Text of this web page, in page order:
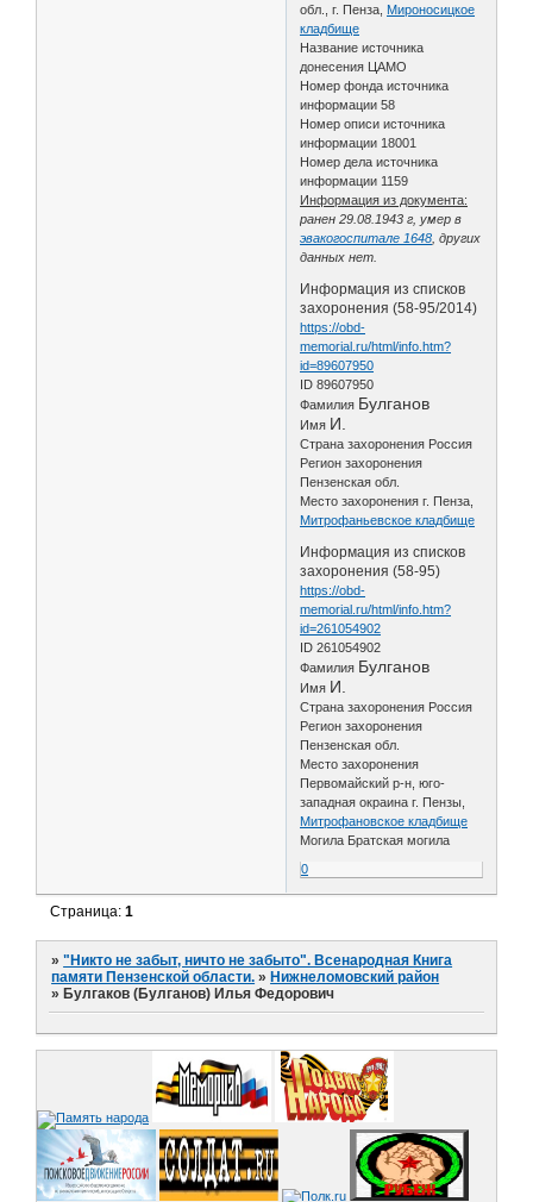
обл., г. Пенза, Мироносицкое
кладбище
Название источника
донесения ЦАМО
Номер фонда источника
информации 58
Номер описи источника
информации 18001
Номер дела источника
информации 1159
Информация из документа:
ранен 29.08.1943 г, умер в
эвакогоспитале 1648 , других
данных нет.
Информация из списков
захоронения (58-95/2014)
https://obd-
memorial.ru/html/info.htm?
id=89607950
ID 89607950
Фамилия Булганов
Имя И.
Страна захоронения Россия
Регион захоронения
Пензенская обл.
Место захоронения г. Пенза,
Митрофаньевское кладбище
Информация из списков
захоронения (58-95)
https://obd-
memorial.ru/html/info.htm?
id=261054902
ID 261054902
Фамилия Булганов
Имя И.
Страна захоронения Россия
Регион захоронения
Пензенская обл.
Место захоронения
Первомайский р-н, юго-
западная окраина г. Пензы,
Митрофановское кладбище
Могила Братская могила
0
Страница:1
»"Никто не забыт, ничто не забыто". Всенародная Книга
памяти Пензенской области. » Нижнеломовский район
» Булгаков (Булганов) Илья Федорович